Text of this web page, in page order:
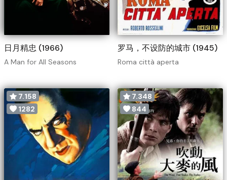
日月精忠 (1966)
A Man for All Seasons
罗马，不设防的城市 (1945)
Roma città aperta
7.158
1282
7.348
844